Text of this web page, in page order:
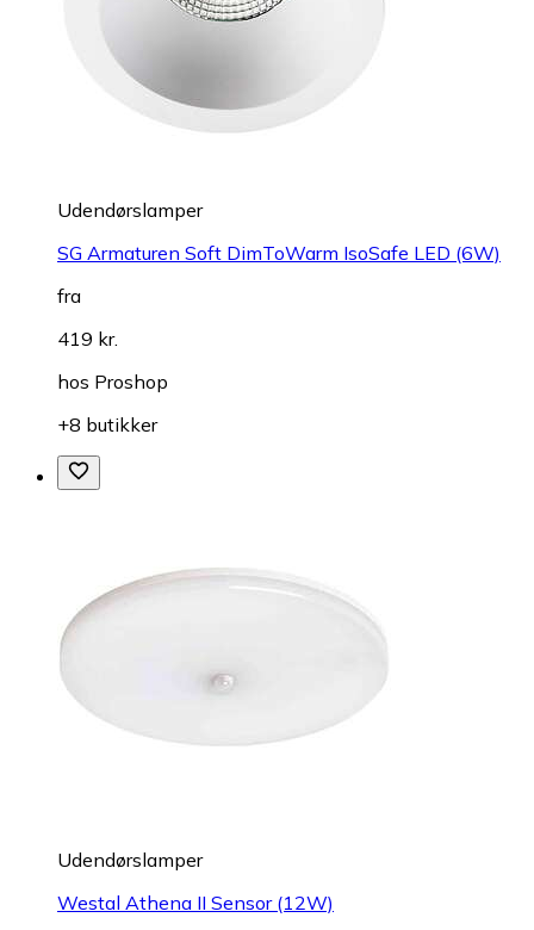
Udendørslamper
SG Armaturen Soft DimToWarm IsoSafe LED (6W)
fra
419 kr.
hos Proshop
+8 butikker
Udendørslamper
Westal Athena II Sensor (12W)